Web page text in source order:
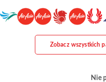
Zobacz wszystkich
Nie